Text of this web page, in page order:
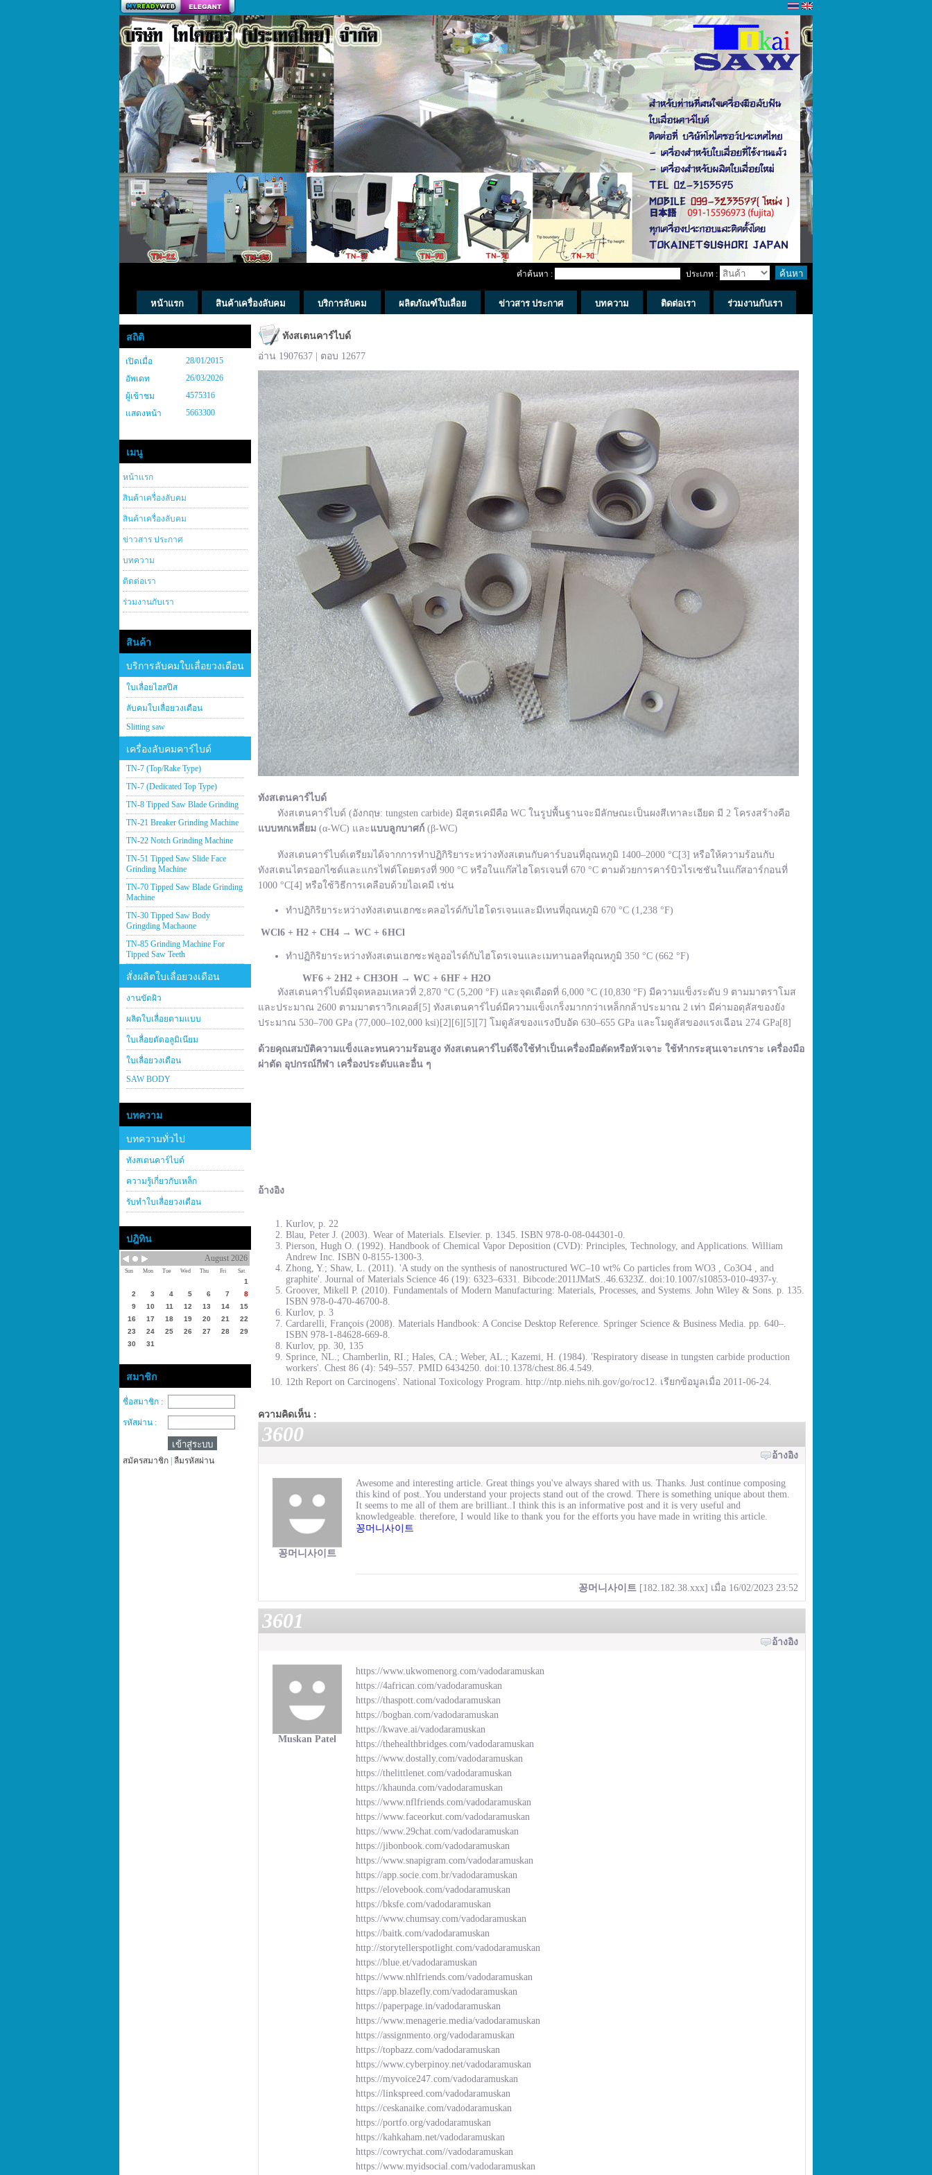
สร้างเว็บ
คำค้นหา : ประเภท :
หน้าแรก สินค้าเครื่องลับคม บริการลับคม ผลิตภัณฑ์ใบเลื่อย ข่าวสาร ประกาศ บทความ ติดต่อเรา ร่วมงานกับเรา
สถิติ
เปิดเมื่อ
28/01/2015
อัพเดท
26/03/2026
ผู้เข้าชม
4575316
แสดงหน้า
5663300
เมนู
หน้าแรก
สินค้าเครื่องลับคม
สินค้าเครื่องลับคม
ข่าวสาร ประกาศ
บทความ
ติดต่อเรา
ร่วมงานกับเรา
สินค้า
บริการลับคมใบเลื่อยวงเดือน
ใบเลื่อยไฮสปีส
ลับคมใบเลื่อยวงเดือน
Slitting saw
เครื่องลับคมคาร์ไบด์
TN-7 (Top/Rake Type)
TN-7 (Dedicated Top Type)
TN-8 Tipped Saw Blade Grinding
TN-21 Breaker Grinding Machine
TN-22 Notch Grinding Machine
TN-51 Tipped Saw Slide Face
Grinding Machine
TN-70 Tipped Saw Blade Grinding
Machine
TN-30 Tipped Saw Body
Gringding Machaone
TN-85 Grinding Machine For
Tipped Saw Teeth
สั่งผลิตใบเลื่อยวงเดือน
งานขัดผิว
ผลิตใบเลื่อยตามแบบ
ใบเลื่อยตัดอลูมิเนียม
ใบเลื่อยวงเดือน
SAW BODY
บทความ
บทความทั่วไป
ทังสเตนคาร์ไบด์
ความรู้เกี่ยวกับเหล็ก
รับทำใบเลื่อยวงเดือน
ปฎิทิน
August 2026
Sun Mon Tue Wed Thu Fri Sat
1
2
3 4 5 6 7
8
9
10 11 12 13 14
15
16
17 18 19 20 21
22
23
24 25 26 27 28
29
30
31
สมาชิก
ชื่อสมาชิก :
รหัสผ่าน :
สมัครสมาชิก ลืมรหัสผ่าน
ทังสเตนคาร์ไบด์
อ่าน 1907637 | ตอบ 12677
ทังสเตนคาร์ไบด์
ทังสเตนคาร์ไบด์ (อังกฤษ: tungsten carbide) มีสูตรเคมีคือ WC ในรูปพื้นฐานจะมีลักษณะเป็นผงสีเทาละเอียด มี 2 โครงสร้างคือ
แบบหกเหลี่ยม (α-WC) และ แบบลูกบาศก์ (β-WC)
ทังสเตนคาร์ไบด์เตรียมได้จากการทำปฏิกิริยาระหว่างทังสเตนกับคาร์บอนที่อุณหภูมิ 1400–2000 °C[3] หรือให้ความร้อนกับ
ทังสเตนไตรออกไซด์และแกรไฟต์โดยตรงที่ 900 °C หรือในแก๊สไฮโดรเจนที่ 670 °C ตามด้วยการคาร์บิวไรเซชันในแก๊สอาร์กอนที่
1000 °C[4] หรือใช้วิธีการเคลือบด้วยไอเคมี เช่น
ทำปฏิกิริยาระหว่างทังสเตนเฮกซะคลอไรด์กับไฮโดรเจนและมีเทนที่อุณหภูมิ 670 °C (1,238 °F)
WCl6 + H2 + CH4 → WC + 6 HCl
ทำปฏิกิริยาระหว่างทังสเตนเฮกซะฟลูออไรด์กับไฮโดรเจนและเมทานอลที่อุณหภูมิ 350 °C (662 °F)
WF6 + 2 H2 + CH3OH → WC + 6 HF + H2O
ทังสเตนคาร์ไบด์มีจุดหลอมเหลวที่ 2,870 °C (5,200 °F) และจุดเดือดที่ 6,000 °C (10,830 °F) มีความแข็งระดับ 9 ตามมาตราโมส
และประมาณ 2600 ตามมาตราวิกเคอส์[5] ทังสเตนคาร์ไบด์มีความแข็งเกร็งมากกว่าเหล็กกล้าประมาณ 2 เท่า มีค่ามอดุลัสของยัง
ประมาณ 530–700 GPa (77,000–102,000 ksi)[2][6][5][7] โมดูลัสของแรงบีบอัด 630–655 GPa และโมดูลัสของแรงเฉือน 274 GPa[8]
ด้วยคุณสมบัติความแข็งและทนความร้อนสูง ทังสเตนคาร์ไบด์จึงใช้ทำเป็นเครื่องมือตัดหรือหัวเจาะ ใช้ทำกระสุนเจาะเกราะ เครื่องมือ
ผ่าตัด อุปกรณ์กีฬา เครื่องประดับและอื่น ๆ
อ้างอิง
Kurlov, p. 22
Blau, Peter J. (2003). Wear of Materials. Elsevier. p. 1345. ISBN 978-0-08-044301-0.
Pierson, Hugh O. (1992). Handbook of Chemical Vapor Deposition (CVD): Principles, Technology, and Applications. William
Andrew Inc. ISBN 0-8155-1300-3.
Zhong, Y.; Shaw, L. (2011). 'A study on the synthesis of nanostructured WC–10 wt% Co particles from WO3 , Co3O4 , and
graphite'. Journal of Materials Science 46 (19): 6323–6331. Bibcode:2011JMatS..46.6323Z. doi:10.1007/s10853-010-4937-y.
Groover, Mikell P. (2010). Fundamentals of Modern Manufacturing: Materials, Processes, and Systems. John Wiley & Sons. p. 135.
ISBN 978-0-470-46700-8.
Kurlov, p. 3
Cardarelli, François (2008). Materials Handbook: A Concise Desktop Reference. Springer Science & Business Media. pp. 640–.
ISBN 978-1-84628-669-8.
Kurlov, pp. 30, 135
Sprince, NL.; Chamberlin, RI.; Hales, CA.; Weber, AL.; Kazemi, H. (1984). 'Respiratory disease in tungsten carbide production
workers'. Chest 86 (4): 549–557. PMID 6434250. doi:10.1378/chest.86.4.549.
12th Report on Carcinogens'. National Toxicology Program. http://ntp.niehs.nih.gov/go/roc12. เรียกข้อมูลเมื่อ 2011-06-24.
ความคิดเห็น :
3600
อ้างอิง
꽁머니사이트
Awesome and interesting article. Great things you've always shared with us. Thanks. Just continue composing
this kind of post..You understand your projects stand out of the crowd. There is something unique about them.
It seems to me all of them are brilliant..I think this is an informative post and it is very useful and
knowledgeable. therefore, I would like to thank you for the efforts you have made in writing this article.
꽁머니사이트
꽁머니사이트 [182.182.38.xxx] เมื่อ 16/02/2023 23:52
3601
อ้างอิง
Muskan Patel
https://www.ukwomenorg.com/vadodaramuskan
https://4african.com/vadodaramuskan
https://thaspott.com/vadodaramuskan
https://bogban.com/vadodaramuskan
https://kwave.ai/vadodaramuskan
https://thehealthbridges.com/vadodaramuskan
https://www.dostally.com/vadodaramuskan
https://thelittlenet.com/vadodaramuskan
https://khaunda.com/vadodaramuskan
https://www.nflfriends.com/vadodaramuskan
https://www.faceorkut.com/vadodaramuskan
https://www.29chat.com/vadodaramuskan
https://jibonbook.com/vadodaramuskan
https://www.snapigram.com/vadodaramuskan
https://app.socie.com.br/vadodaramuskan
https://elovebook.com/vadodaramuskan
https://bksfe.com/vadodaramuskan
https://www.chumsay.com/vadodaramuskan
https://baitk.com/vadodaramuskan
http://storytellerspotlight.com/vadodaramuskan
https://blue.et/vadodaramuskan
https://www.nhlfriends.com/vadodaramuskan
https://app.blazefly.com/vadodaramuskan
https://paperpage.in/vadodaramuskan
https://www.menagerie.media/vadodaramuskan
https://assignmento.org/vadodaramuskan
https://topbazz.com/vadodaramuskan
https://www.cyberpinoy.net/vadodaramuskan
https://myvoice247.com/vadodaramuskan
https://linkspreed.com/vadodaramuskan
https://ceskanaike.com/vadodaramuskan
https://portfo.org/vadodaramuskan
https://kahkaham.net/vadodaramuskan
https://cowrychat.com//vadodaramuskan
https://www.myidsocial.com/vadodaramuskan